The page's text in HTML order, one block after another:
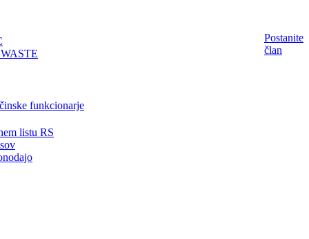
funkcionarje
listu RS
Postanite
član